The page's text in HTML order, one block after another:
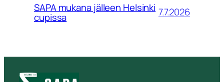
SAPA mukana jälleen Helsinki
cupissa 7.7.2026